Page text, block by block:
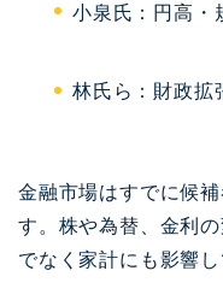
小泉氏：円高・
林氏ら：財政拡
金融市場はすでに候
す。株や為替、金利
でなく家計にも影響し